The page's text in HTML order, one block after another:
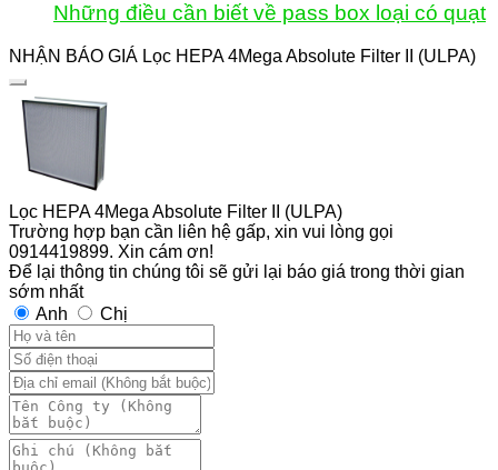
Những điều cần biết về pass box loại có quạt
NHẬN BÁO GIÁ Lọc HEPA 4Mega Absolute Filter II (ULPA)
Lọc HEPA 4Mega Absolute Filter II (ULPA)
Trường hợp bạn cần liên hệ gấp, xin vui lòng gọi
0914419899. Xin cám ơn!
Để lại thông tin chúng tôi sẽ gửi lại báo giá trong thời gian
sớm nhất
Anh
Chị